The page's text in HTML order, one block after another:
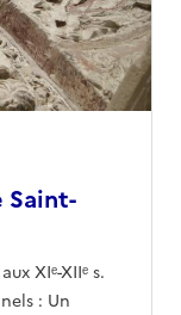
XIᵉ-XIIᵉ s.
: Un